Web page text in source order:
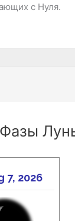
с Нуля.